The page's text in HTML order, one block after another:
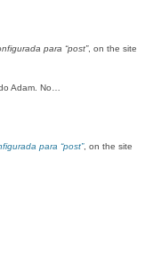
para “post”, on the site
Adam. No…
para “post”, on the site